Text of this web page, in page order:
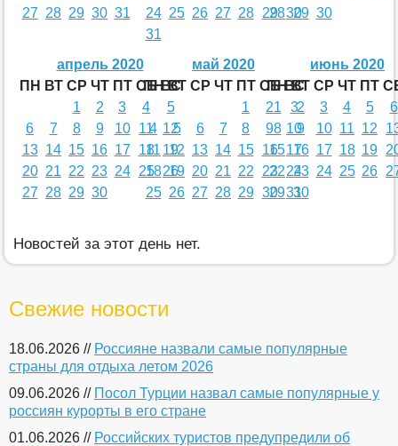
27 28 29 30 31
24 25 26 27 28 29 30
31
28 29 30
апрель 2020
ПН ВТ СР ЧТ ПТ СБ ВС
1
2 3 4
5
6
7 8 9 10 11
12
13 14 15 16 17 18
19
20 21 22 23 24 25
26
27 28 29 30
май 2020
ПН ВТ СР ЧТ ПТ СБ ВС
1
2
3
4
5 6 7 8 9
10
11 12 13 14 15 16
17
18 19 20 21 22 23
24
25 26 27 28 29 30 31
июнь 2020
ПН ВТ СР ЧТ ПТ
1
2 3 4 5
6
8
9 10 11 12
15 16 17 18 19
22 23 24 25 26
29 30
Новостей за этот день нет.
Свежие новости
18.06.2026 // Россияне назвали самые популярные
страны для отдыха летом 2026
09.06.2026 // Посол Турции назвал самые популярные у
россиян курорты в его стране
01.06.2026 // Российских туристов предупредили об